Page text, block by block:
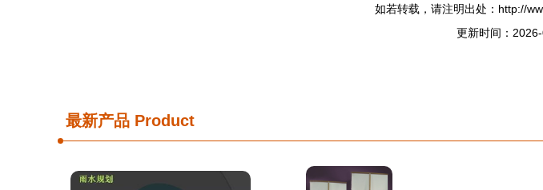
如若转载，请注明出处：http://
更新时间：
最新产品 Product